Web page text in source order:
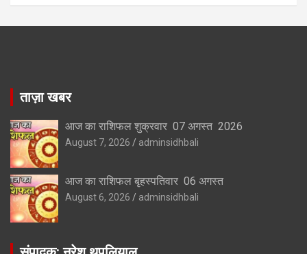
ताज़ा खबर
आज का राशिफल शुक्रवार 07 अगस्त 2026
August 7, 2026 adminsidhbali
आज का राशिफल बृहस्पतिवार 06 अगस्त
August 6, 2026 adminsidhbali